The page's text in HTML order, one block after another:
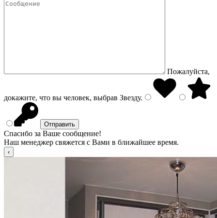
Пожалуйста,
докажите, что вы человек, выбрав Звезду.
Спасибо за Ваше сообщение!
Наш менеджер свяжется с Вами в ближайшее время.